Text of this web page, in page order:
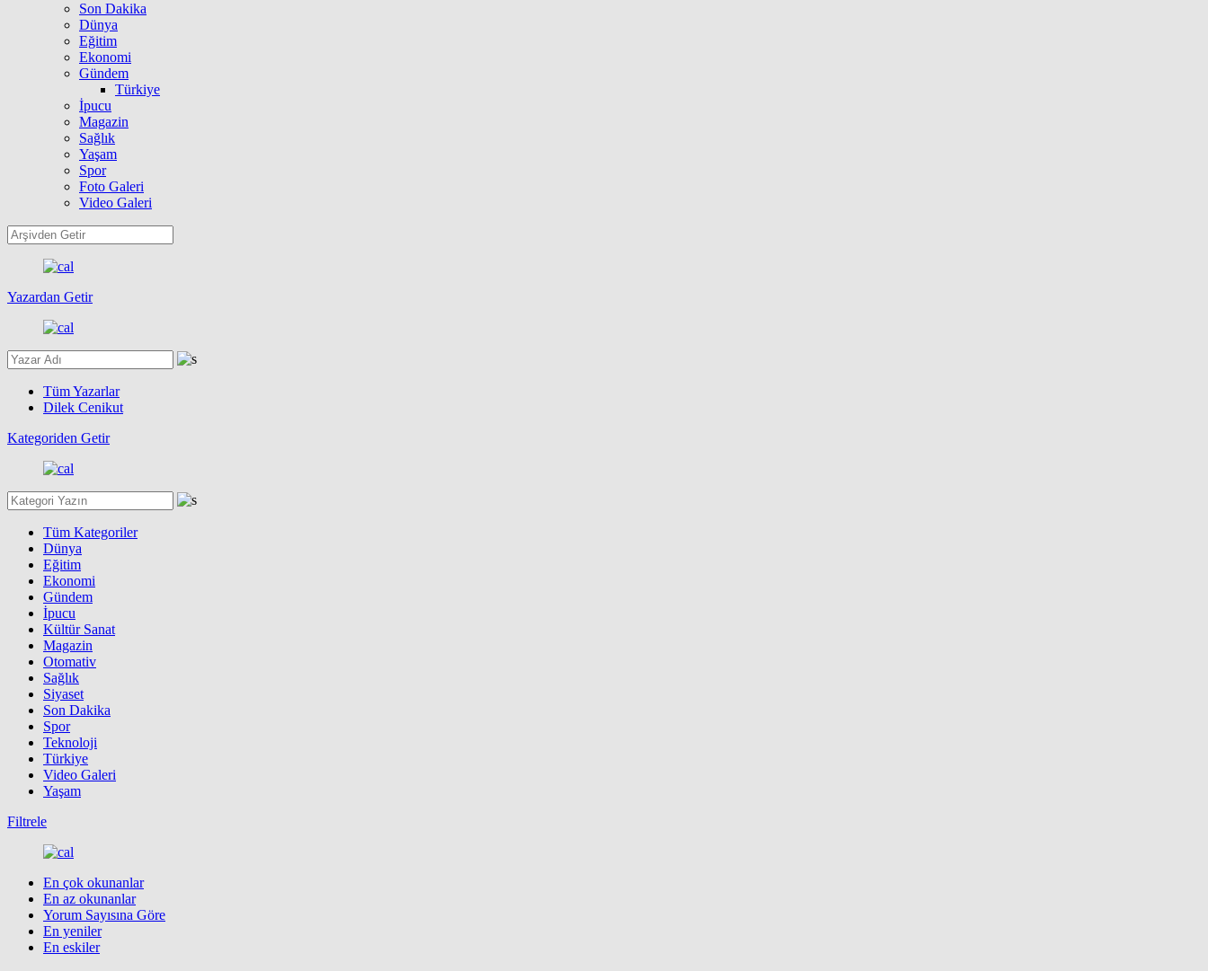
Son Dakika
Dünya
Eğitim
Ekonomi
Gündem
Türkiye
İpucu
Magazin
Sağlık
Yaşam
Spor
Foto Galeri
Video Galeri
Yazardan Getir
Tüm Yazarlar
Dilek Cenikut
Kategoriden Getir
Tüm Kategoriler
Dünya
Eğitim
Ekonomi
Gündem
İpucu
Kültür Sanat
Magazin
Otomativ
Sağlık
Siyaset
Son Dakika
Spor
Teknoloji
Türkiye
Video Galeri
Yaşam
Filtrele
En çok okunanlar
En az okunanlar
Yorum Sayısına Göre
En yeniler
En eskiler